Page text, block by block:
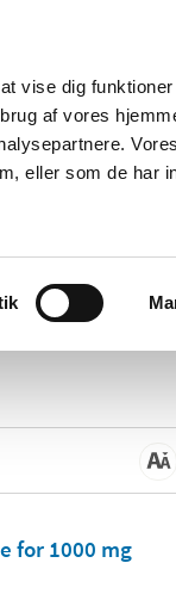
vise dig
af vores
eller som de har
Om os
Apoteker og salg af
for 1000 mg